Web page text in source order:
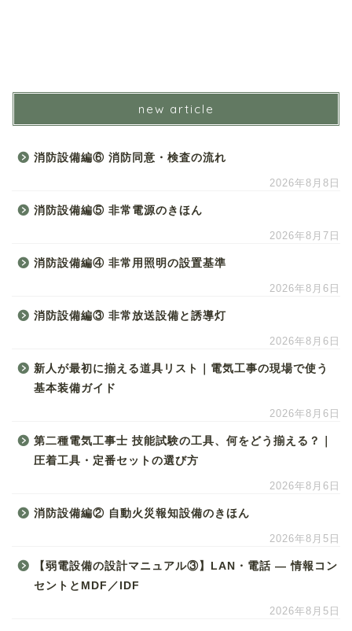
new article
消防設備編⑥ 消防同意・検査の流れ
2026年8月8日
消防設備編⑤ 非常電源のきほん
2026年8月7日
消防設備編④ 非常用照明の設置基準
2026年8月6日
消防設備編③ 非常放送設備と誘導灯
2026年8月6日
新人が最初に揃える道具リスト｜電気工事の現場で使う
基本装備ガイド
2026年8月6日
第二種電気工事士 技能試験の工具、何をどう揃える？｜
圧着工具・定番セットの選び方
2026年8月6日
消防設備編② 自動火災報知設備のきほん
2026年8月5日
【弱電設備の設計マニュアル③】LAN・電話 ― 情報コン
セントとMDF／IDF
2026年8月5日